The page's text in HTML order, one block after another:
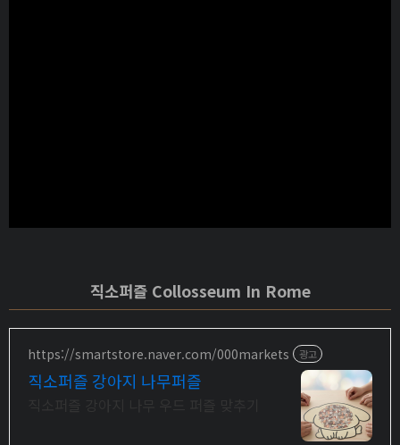
직소퍼즐 Collosseum In Rome
https://smartstore.naver.com/000markets 광고
직소퍼즐 강아지 나무퍼즐